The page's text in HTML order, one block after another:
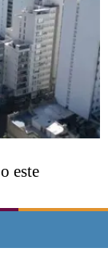
este